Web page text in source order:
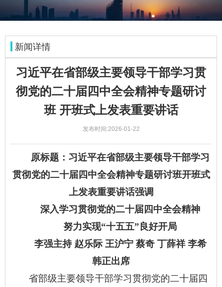
新闻详情
习近平在省部级主要领导干部学习贯
彻党的二十届四中全会精神专题研讨
班 开班式上发表重要讲话
发布时间:2026-01-22
原标题：习近平在省部级主要领导干部学习
贯彻党的二十届四中全会精神专题研讨班开班式
上发表重要讲话强调
深入学习贯彻党的二十届四中全会精神
努力实现“十五五”良好开局
李强主持 赵乐际 王沪宁 蔡奇 丁薛祥 李希
韩正出席
省部级主要领导干部学习贯彻党的二十届四